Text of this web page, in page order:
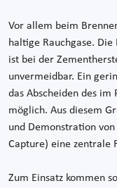
Vor allem beim
haltige Rauchgase.
ist bei der
unvermeidbar. Ein
das Abscheiden des im
möglich. Aus diesem
und Demonstration
Capture) eine zentrale
Zum Einsatz kommen